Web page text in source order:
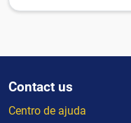
Contact us
Centro de ajuda